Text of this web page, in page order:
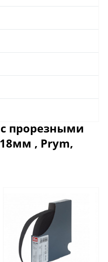
прорезными
, Prym,